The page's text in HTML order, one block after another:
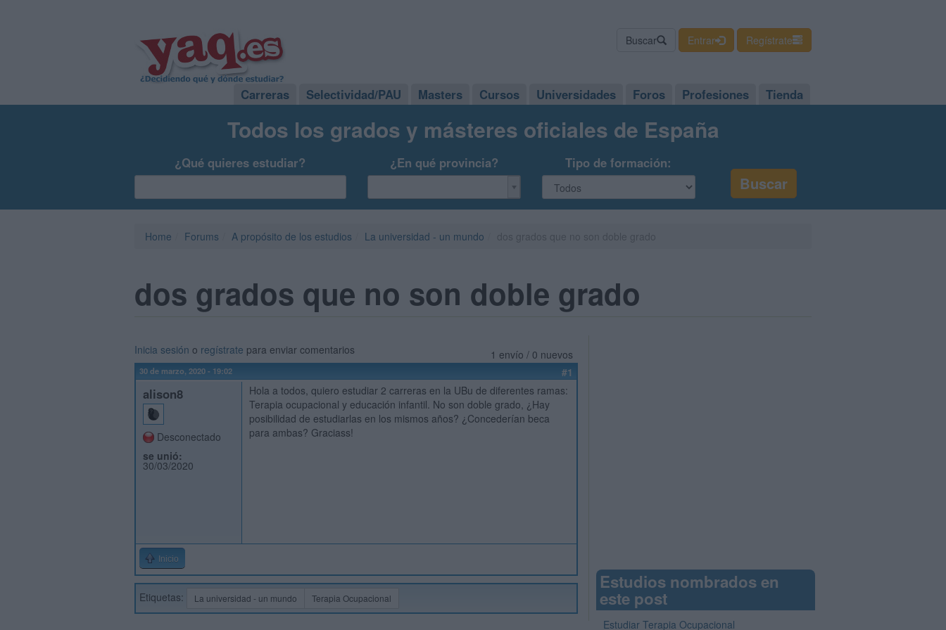
Buscar Entrar Regístrate
Carreras Selectividad/PAU Masters Cursos Universidades Foros Profesiones Tienda
Todos los grados y másteres oficiales de España
¿Qué quieres estudiar? ¿En qué provincia? Tipo de formación:
Home Forums A propósito de los estudios La universidad - un mundo
dos grados que no son doble grado
1 envío / 0 nuevos
Inicia sesión o regístrate para enviar comentarios
30 de marzo, 2020 - 19:02 #1
alison8
Desconectado
se unió:
30/03/2020
Hola a todos, quiero estudiar 2 carreras en la UBu de diferentes ramas:
Terapia ocupacional y educación infantil. No son doble grado, ¿Hay
posibilidad de estudiarlas en los mismos años? ¿Concederían beca
para ambas? Graciass!
Inicio
Etiquetas: La universidad - un mundo Terapia Ocupacional
Estudios nombrados en
este post
Estudiar Terapia Ocupacional